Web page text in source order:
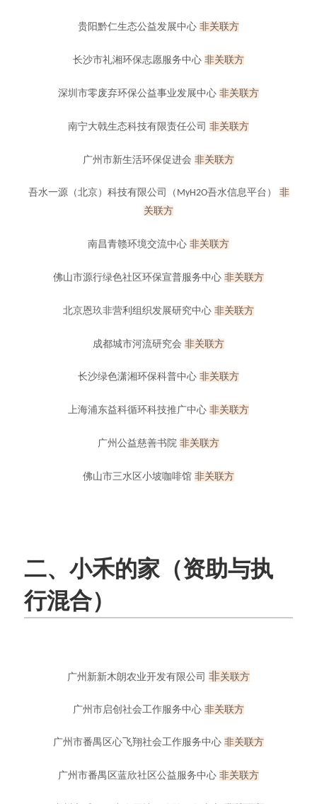
贵阳黔仁生态公益发展中心 非关联方
长沙市礼湘环保志愿服务中心 非关联方
深圳市零废弃环保公益事业发展中心 非关联方
南宁大戟生态科技有限责任公司 非关联方
广州市新生活环保促进会 非关联方
吾水一源（北京）科技有限公司（ MyH2O吾水信息平台）
非
关联方
南昌青赣环境交流中心 非关联方
佛山市源行绿色社区环保宣普服务中心 非关联方
北京恩玖非营利组织发展研究中心 非关联方
成都城市河流研究会 非关联方
长沙绿色潇湘环保科普中心 非关联方
上海浦东益科循环科技推广中心 非关联方
广州公益慈善书院 非关联方
佛山市三水区小坡咖啡馆 非关联方
二、小禾的家（资助与执
行混合）
广州新新木朗农业开发有限公司 非关联方
广州市启创社会工作服务中心 非关联方
广州市番禺区心飞翔社会工作服务中心 非关联方
广州市番禺区蓝欣社区公益服务中心 非关联方